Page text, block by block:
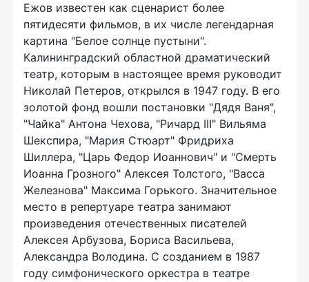
Ежов известен как сценарист более
пятидесяти фильмов, в их числе легендарная
картина "Белое солнце пустыни".
Калининградский областной драматический
театр, которым в настоящее время руководит
Николай Петеров, открылся в 1947 году. В его
золотой фонд вошли постановки "Дядя Ваня",
"Чайка" Антона Чехова, "Ричард III" Вильяма
Шекспира, "Мария Стюарт" Фридриха
Шиллера, "Царь Федор Иоаннович" и "Смерть
Иоанна Грозного" Алексея Толстого, "Васса
Железнова" Максима Горького. Значительное
место в репертуаре театра занимают
произведения отечественных писателей
Алексея Арбузова, Бориса Васильева,
Александра Володина. С созданием в 1987
году симфонического оркестра в театре